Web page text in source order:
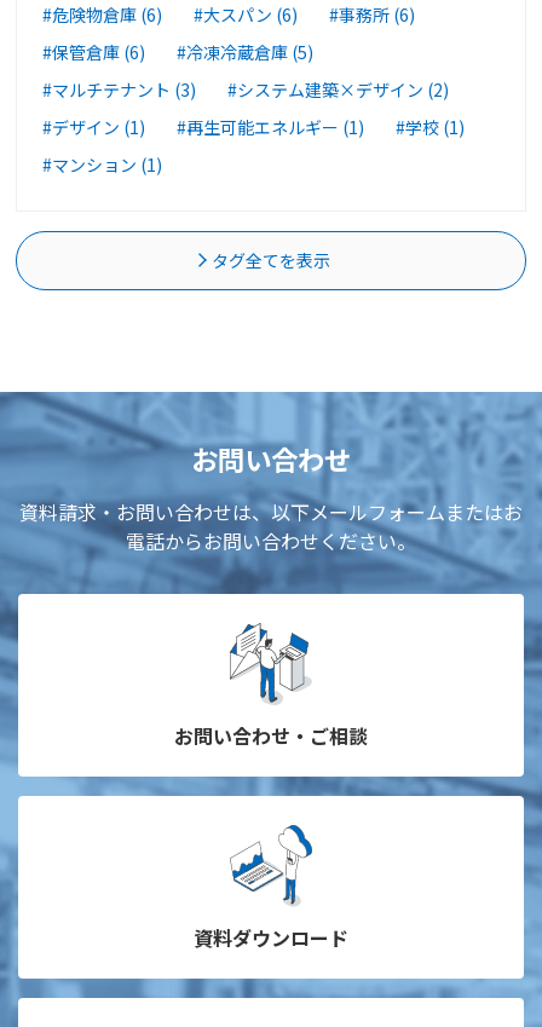
#危険物倉庫 (6)
#大スパン (6)
#事務所 (6)
#保管倉庫 (6)
#冷凍冷蔵倉庫 (5)
#マルチテナント (3)
#システム建築×デザイン (2)
#デザイン (1)
#再生可能エネルギー (1)
#学校 (1)
#マンション (1)
タグ全てを表示
お問い合わせ
資料請求・お問い合わせは、以下メールフォームまたはお
電話からお問い合わせください。
お問い合わせ・ご相談
資料ダウンロード